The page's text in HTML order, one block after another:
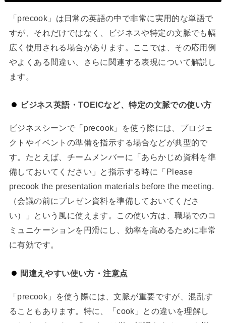
「precook」は日常の英語の中で非常に実用的な単語で
すが、それだけではなく、ビジネスや特定の文脈でも幅
広く使用される場合があります。ここでは、その応用例
やよくある間違い、さらに関連する表現について解説し
ます。
ビジネス英語・TOEICなど、特定の文脈での使い方
ビジネスシーンで「precook」を使う際には、プロジェ
クトやイベントの準備を指示する場合などが典型的で
す。たとえば、チームメンバーに「あらかじめ資料を準
備しておいてください」と指示する時に「Please
precook the presentation materials before the meeting.
（会議の前にプレゼン資料を準備しておいてくださ
い）」という風に使えます。この使い方は、職場でのコ
ミュニケーションを円滑にし、効率を高めるために非常
に有効です。
間違えやすい使い方・注意点
「precook」を使う際には、文脈が重要ですが、混乱す
ることもあります。特に、「cook」との違いを理解し